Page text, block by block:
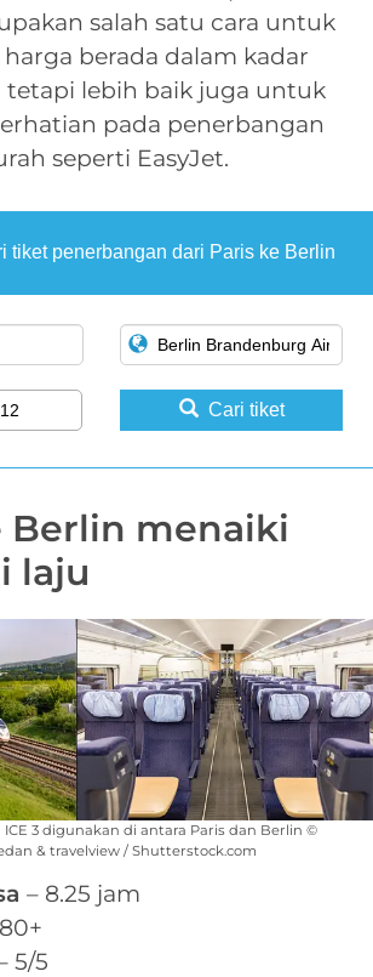
salah satu cara untuk
berada dalam kadar
tetapi lebih baik juga untuk
pada penerbangan
seperti EasyJet.
tiket penerbangan dari Paris ke Berlin
Cari tiket
Berlin menaiki
laju
ICE 3 digunakan di antara Paris dan Berlin ©
& travelview / Shutterstock.com
– 8.25 jam
5/5